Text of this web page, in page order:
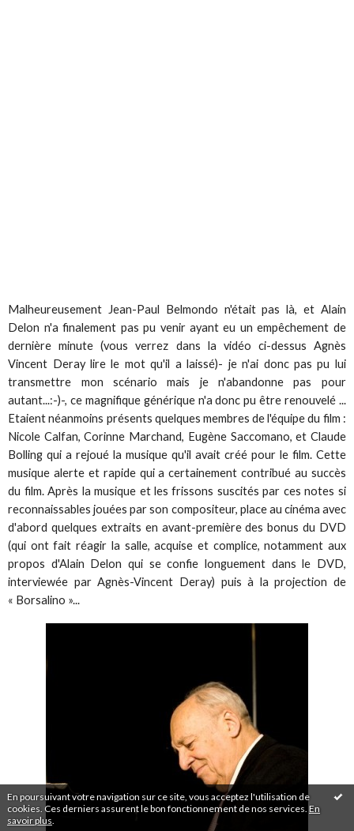
En poursuivant votre navigation sur ce site, vous acceptez l'utilisation de
cookies. Ces derniers assurent le bon fonctionnement de nos services. En
savoir plus
Malheureusement Jean-Paul Belmondo n'était pas là, et Alain
Delon n'a finalement pas pu venir ayant eu un empêchement de
dernière minute (vous verrez dans la vidéo ci-dessus Agnès
Vincent Deray lire le mot qu'il a laissé)- je n'ai donc pas pu lui
transmettre mon scénario mais je n'abandonne pas pour
autant...:-)-, ce magnifique générique n'a donc pu être renouvelé ...
Etaient néanmoins présents quelques membres de l'équipe du film :
Nicole Calfan, Corinne Marchand, Eugène Saccomano, et Claude
Bolling qui a rejoué la musique qu'il avait créé pour le film. Cette
musique alerte et rapide qui a certainement contribué au succès
du film. Après la musique et les frissons suscités par ces notes si
reconnaissables jouées par son compositeur, place au cinéma avec
d'abord quelques extraits en avant-première des bonus du DVD
(qui ont fait réagir la salle, acquise et complice, notamment aux
propos d'Alain Delon qui se confie longuement dans le DVD,
interviewée par Agnès-Vincent Deray) puis à la projection de
« Borsalino »...